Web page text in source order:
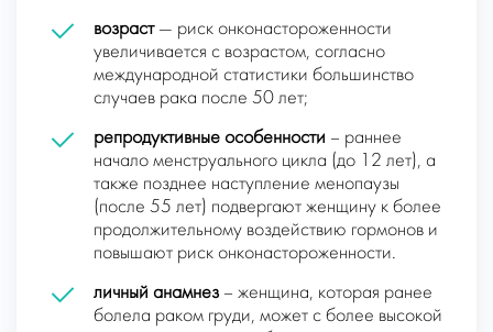
возраст— риск онконастороженности
увеличивается с возрастом, согласно
международной статистики большинство
случаев рака после 50 лет;
репродуктивные особенности – раннее
начало менструального цикла (до 12 лет), а
также позднее наступление менопаузы
(после 55 лет) подвергают женщину к более
продолжительному воздействию гормонов и
повышают риск онконастороженности.
личный анамнез – женщина, которая ранее
болела раком груди, может с более высокой